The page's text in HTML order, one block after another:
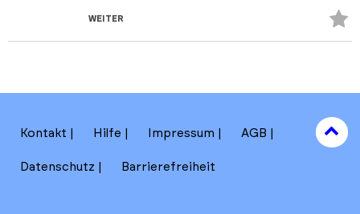
WEITER
Kontakt Hilfe Impressum AGB
Datenschutz Barrierefreiheit
to
top